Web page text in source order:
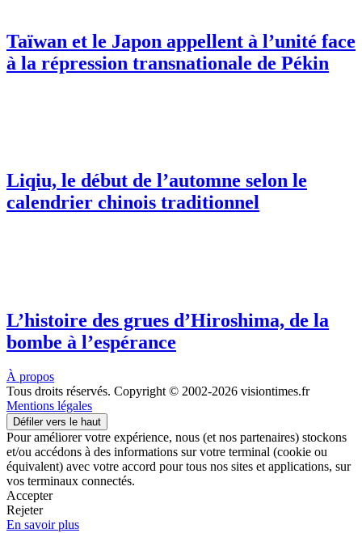
Taïwan et le Japon appellent à l’unité face
à la répression transnationale de Pékin
Liqiu, le début de l’automne selon le
calendrier chinois traditionnel
L’histoire des grues d’Hiroshima, de la
bombe à l’espérance
À propos
Tous droits réservés. Copyright © 2002-2026 visiontimes.fr
Mentions légales
Défiler vers le haut
Pour améliorer votre expérience, nous (et nos partenaires) stockons
et/ou accédons à des informations sur votre terminal (cookie ou
équivalent) avec votre accord pour tous nos sites et applications, sur
vos terminaux connectés.
Accepter
Rejeter
En savoir plus